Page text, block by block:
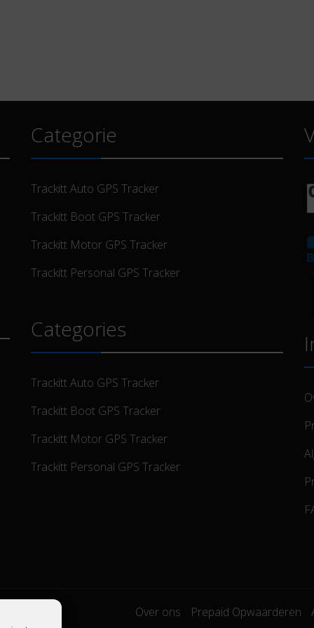
Categorie
Trackitt Auto GPS Tracker
Trackitt Boot GPS Tracker
Trackitt Motor GPS Tracker
Trackitt Personal GPS Tracker
Categories
Trackitt Auto GPS Tracker
Trackitt Boot GPS Tracker
Trackitt Motor GPS Tracker
Trackitt Personal GPS Tracker
Over ons Prepaid Opwaarderen